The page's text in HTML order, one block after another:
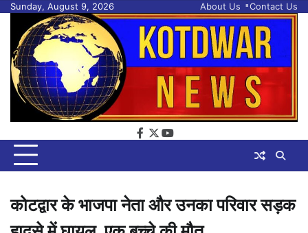
Skip
content
Sunday, August 9, 2026 About Us Contact Us
facebook
twitter
youtube
कोटद्वार के भाजपा नेता और उनका परिवार सड़क